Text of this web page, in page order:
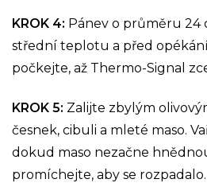
KROK 4: Pánev o průměru 24
střední teplotu a před
počkejte, až Thermo-Signal
KROK 5: Zalijte zbylým
česnek, cibuli a mleté maso.
dokud maso nezačne
promíchejte, aby se rozpadalo.